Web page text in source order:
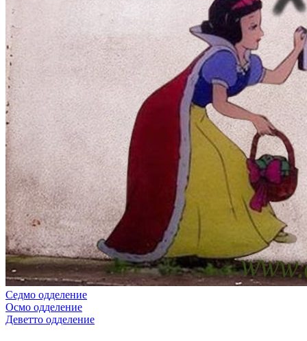
Седмо одделение
Осмо одделение
Деветто одделение